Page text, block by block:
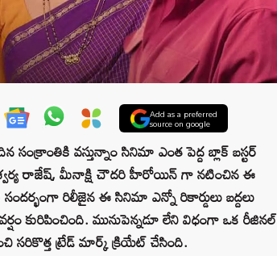
Add as a preferred
source on google
వస్తున్నాం సినిమా ఎంత పెద్ద బ్లాక్ బస్టర్
రాజేష్, మీనాక్షి చౌదరి హీరోయిన్ గా నటించిన ఈ
సందర్భంగా రిలీజైన ఈ సినిమా ఎన్నో రికార్డులు బద్దలు
వర్షం కురిపించింది. మునుపెన్నడూ లేని విధంగా ఒక రీజినల్
సరికొత్త ట్రేడ్ మార్క్ క్రియేట్ చేసింది.